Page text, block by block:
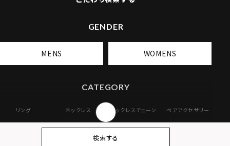
GENDER
MENS WOMENS
CATEGORY
リング ネックレス ネックレスチェーン ペアアクセサリー
検索する